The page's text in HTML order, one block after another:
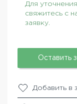
Для
свяжитесь с
заявку.
Оставить
Добавить в